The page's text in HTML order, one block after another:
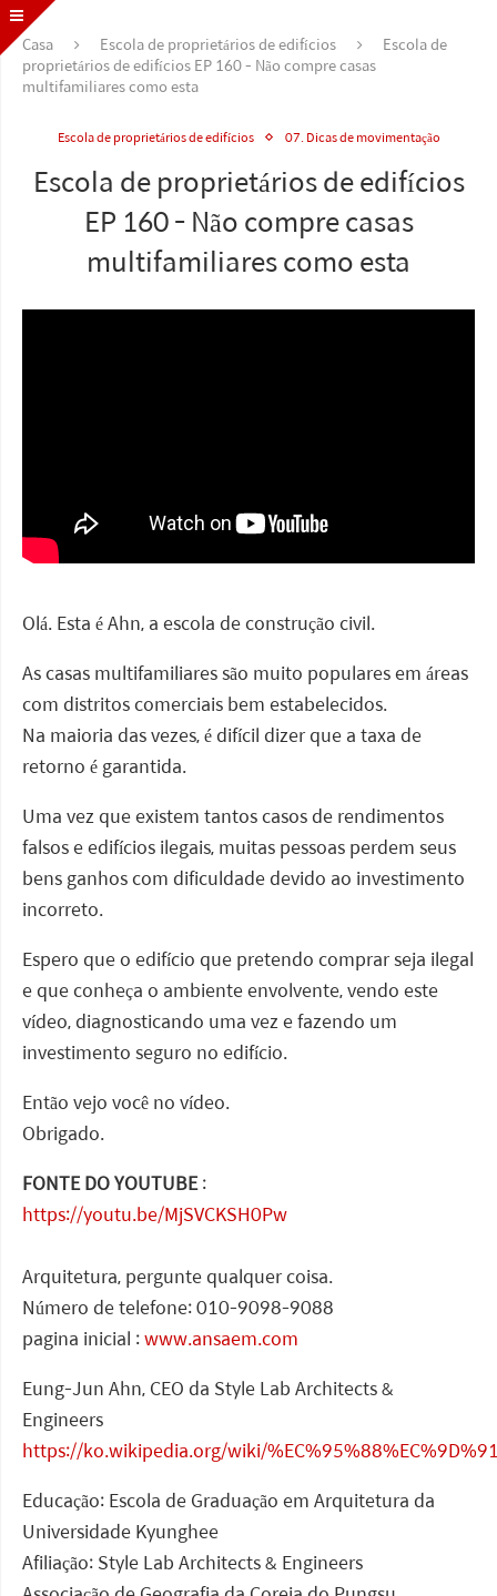
Casa Escola de proprietários de edifícios
Escola de
proprietários de edifícios EP 160 - Não compre casas
multifamiliares como esta
Escola de proprietários de edifícios 07. Dicas de movimentação
Escola de proprietários de edifícios
EP 160 - Não compre casas
multifamiliares como esta
Olá. Esta é Ahn, a escola de construção civil.
As casas multifamiliares são muito populares em áreas
com distritos comerciais bem estabelecidos.
Na maioria das vezes, é difícil dizer que a taxa de
retorno é garantida.
Uma vez que existem tantos casos de rendimentos
falsos e edifícios ilegais, muitas pessoas perdem seus
bens ganhos com dificuldade devido ao investimento
incorreto.
Espero que o edifício que pretendo comprar seja ilegal
e que conheça o ambiente envolvente, vendo este
vídeo, diagnosticando uma vez e fazendo um
investimento seguro no edifício.
Então vejo você no vídeo.
Obrigado.
FONTE DO YOUTUBE:
https://youtu.be/MjSVCKSH0Pw
Arquitetura, pergunte qualquer coisa.
Número de telefone: 010-9098-9088
pagina inicial :www.ansaem.com
Eung-Jun Ahn, CEO da Style Lab Architects &
Engineers
https://ko.wikipedia.org/wiki/
Educação: Escola de Graduação em Arquitetura da
Universidade Kyunghee
Afiliação: Style Lab Architects & Engineers